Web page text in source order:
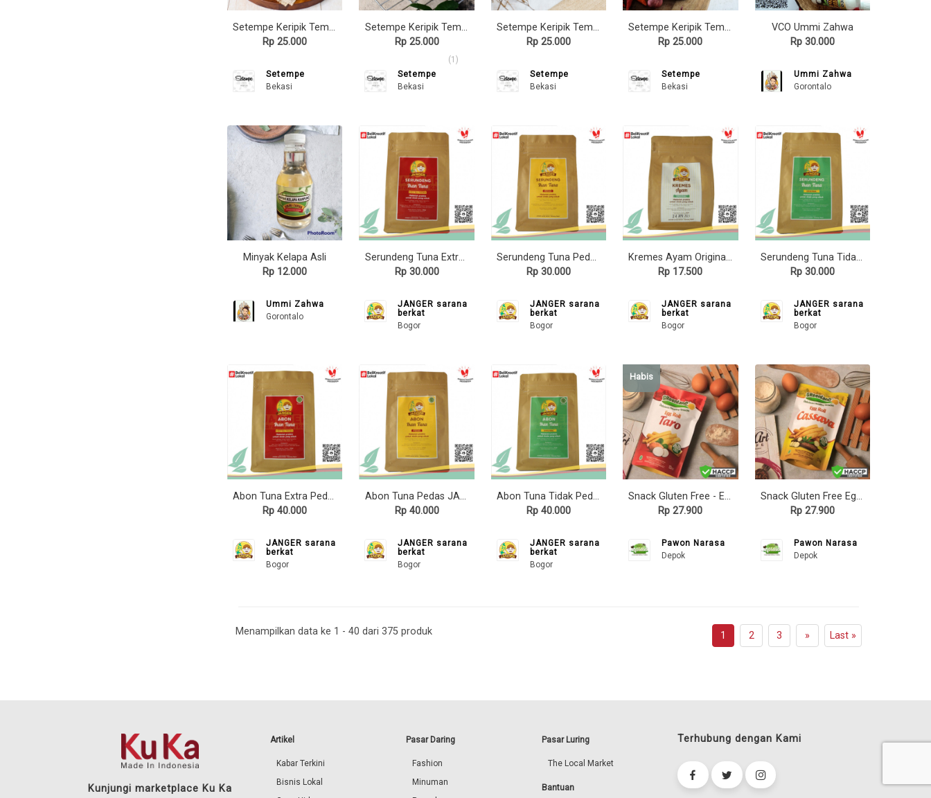
Setempe Keripik Tempe Rasa Sate Ayam
Rp 25.000
Setempe
Bekasi
Setempe Keripik Tempe Rasa Dendeng Balado
Rp 25.000
(1)
Setempe
Bekasi
Setempe Keripik Tempe Original
Rp 25.000
Setempe
Bekasi
Setempe Keripik Tempe Rasa Ayam Taliwang
Rp 25.000
Setempe
Bekasi
VCO Ummi Zahwa
Rp 30.000
Ummi Zahwa
Gorontalo
Minyak Kelapa Asli
Rp 12.000
Ummi Zahwa
Gorontalo
Serundeng Tuna Extra Pedas JANGER 100gr, olahan ikan tuna sederhana
Rp 30.000
JANGER sarana
berkat
Bogor
Serundeng Tuna Pedas JANGER 100gr, olahan ikan tuna sederhana
Rp 30.000
JANGER sarana
berkat
Bogor
Kremes Ayam Original JANGER 100gr
Rp 17.500
JANGER sarana
berkat
Bogor
Serundeng Tuna Tidak Pedas JANGER 100gr, olahan ikan tuna sederhana
Rp 30.000
JANGER sarana
berkat
Bogor
Abon Tuna Extra Pedas JANGER 100gr, olahan ikan tuna sederhana
Rp 40.000
JANGER sarana
berkat
Bogor
Abon Tuna Pedas JANGER 100gr, olahan ikan tuna sederhana
Rp 40.000
JANGER sarana
berkat
Bogor
Abon Tuna Tidak Pedas JANGER 100gr, olahan ikan tuna sederhana
Rp 40.000
JANGER sarana
berkat
Bogor
Habis
Snack Gluten Free - Egg Roll TALAS (Pouch) - Pawon Narasa
Rp 27.900
Pawon Narasa
Depok
Snack Gluten Free Egg Roll SINGKONG (Pouch) - Pawon Narasa
Rp 27.900
Pawon Narasa
Depok
Menampilkan data ke 1 - 40 dari 375 produk 1 2 3 » Last »
Kunjungi marketplace Ku Ka
Artikel
Kabar Terkini
Bisnis Lokal
Pasar Daring
Fashion
Minuman
Pasar Luring
The Local Market
Bantuan
Terhubung dengan Kami